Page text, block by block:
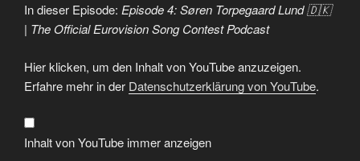
In dieser Episode: Episode 4: Søren Torpegaard Lund 🇩🇰
| The Official Eurovision Song Contest Podcast
„Episode
4:
Søren
Torpegaard
🇩🇰
|
The
Official
Hier klicken, um den Inhalt von YouTube anzuzeigen.
Erfahre mehr in der Datenschutzerklärung von YouTube.
Inhalt von YouTube immer anzeigen